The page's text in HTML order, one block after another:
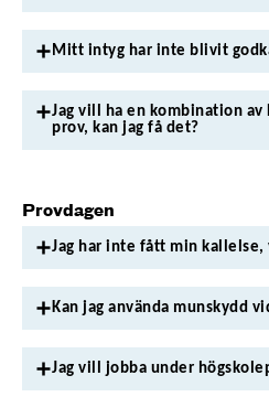
Mitt intyg har inte blivit
Jag vill ha en kombination av
prov, kan jag få det?
Provdagen
Jag har inte fått min kallelse,
Kan jag använda munskydd
Jag vill jobba under